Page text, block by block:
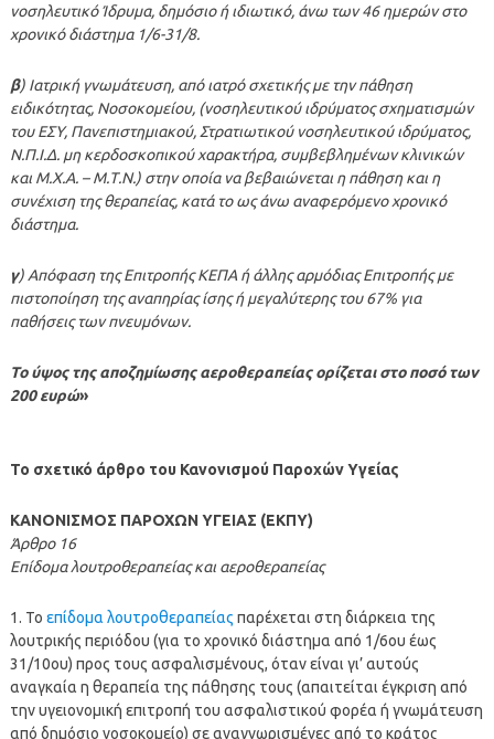
νοσηλευτικό Ίδρυμα, δημόσιο ή ιδιωτικό, άνω των 46 ημερών στο
χρονικό διάστημα 1/6-31/8.
β) Ιατρική γνωμάτευση, από ιατρό σχετικής με την πάθηση
ειδικότητας, Νοσοκομείου, (νοσηλευτικού ιδρύματος σχηματισμών
του ΕΣΥ, Πανεπιστημιακού, Στρατιωτικού νοσηλευτικού ιδρύματος,
Ν.Π.Ι.Δ. μη κερδοσκοπικού χαρακτήρα, συμβεβλημένων κλινικών
και Μ.Χ.Α. – Μ.Τ.Ν.) στην οποία να βεβαιώνεται η πάθηση και η
συνέχιση της θεραπείας, κατά το ως άνω αναφερόμενο χρονικό
διάστημα.
γ) Απόφαση της Επιτροπής ΚΕΠΑ ή άλλης αρμόδιας Επιτροπής με
πιστοποίηση της αναπηρίας ίσης ή μεγαλύτερης του 67% για
παθήσεις των πνευμόνων.
Το ύψος της αποζημίωσης αεροθεραπείας ορίζεται στο ποσό των
200 ευρώ»
Το σχετικό άρθρο του Κανονισμού Παροχών Υγείας
ΚΑΝΟΝΙΣΜΟΣ ΠΑΡΟΧΩΝ ΥΓΕΙΑΣ (ΕΚΠΥ)
Άρθρο 16
Επίδομα λουτροθεραπείας και αεροθεραπείας
1. Το επίδομα λουτροθεραπείας παρέχεται στη διάρκεια της
λουτρικής περιόδου (για το χρονικό διάστημα από 1/6ου έως
31/10ου) προς τους ασφαλισμένους, όταν είναι γι’ αυτούς
αναγκαία η θεραπεία της πάθησης τους (απαιτείται έγκριση από
την υγειονομική επιτροπή του ασφαλιστικού φορέα ή γνωμάτευση
από δημόσιο νοσοκομείο) σε αναγνωρισμένες από το κράτος